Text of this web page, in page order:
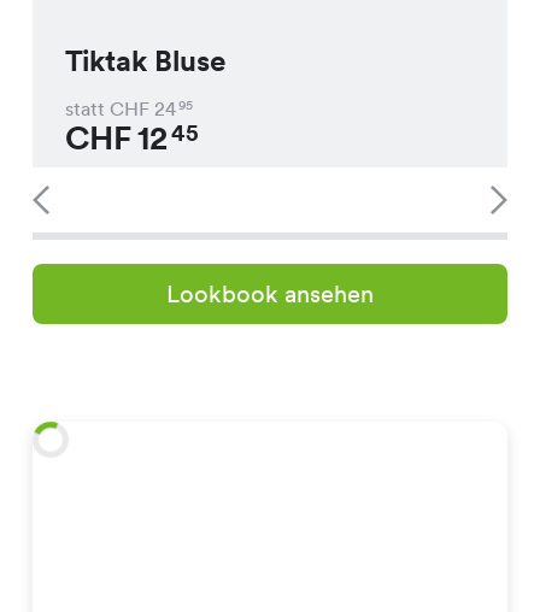
Tiktak Bluse
statt CHF 2495
CHF1245
Lookbook ansehen